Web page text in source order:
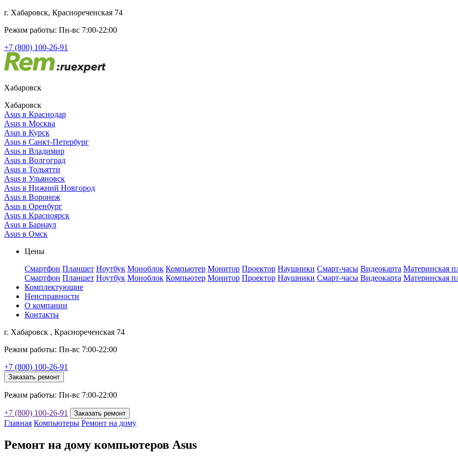
г. Хабаровск, Краснореченская 74
Режим работы: Пн-вс 7:00-22:00
+7 (800) 100-26-91
Хабаровск
Хабаровск
Asus в Краснодар
Asus в Москва
Asus в Курск
Asus в Санкт-Петербург
Asus в Владимир
Asus в Волгоград
Asus в Тольятти
Asus в Ульяновск
Asus в Нижний Новгород
Asus в Воронеж
Asus в Оренбург
Asus в Красноярск
Asus в Барнаул
Asus в Омск
Цены
Смартфон Планшет Ноутбук Моноблок Компьютер Монитор Проектор Наушники Смарт-часы Видеокарта Материнская
Смартфон Планшет Ноутбук Моноблок Компьютер Монитор Проектор Наушники Смарт-часы Видеокарта Материнская
Комплектующие
Неисправности
О компании
Контакты
г. Хабаровск , Краснореченская 74
Режим работы: Пн-вс 7:00-22:00
+7 (800) 100-26-91
Заказать ремонт
Режим работы: Пн-вс 7:00-22:00
+7 (800) 100-26-91 Заказать ремонт
Главная Компьютеры Ремонт на дому
Ремонт на дому компьютеров Asus